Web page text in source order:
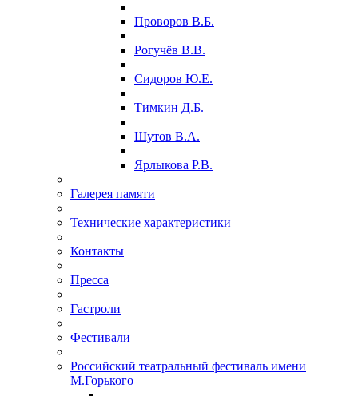
Проворов В.Б.
Рогучёв В.В.
Сидоров Ю.Е.
Тимкин Д.Б.
Шутов В.А.
Ярлыкова Р.В.
Галерея памяти
Технические характеристики
Контакты
Пресса
Гастроли
Фестивали
Российский театральный фестиваль имени
М.Горького